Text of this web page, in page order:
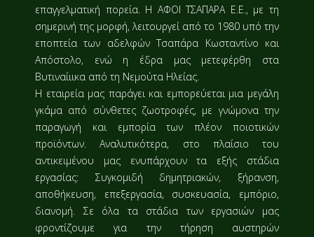
επαγγελματική πορεία. Η ΑΦΟΙ ΤΣΑΠΑΡΑ Ε.Ε., με τη
σημερινή της μορφή, λειτουργεί από το 1980 υπό την
εποπτεία των αδελφών Τσαπάρα Κωσταντίνο και
Απόστολο, ενώ η έδρα μας μετεφέρθη στα
Βυτιναίιικα από τη Νεμούτα Ηλείας.
Η εταιρεία μας παράγει και εμπορεύεται μια μεγάλη
γκάμα από σύνθετες ζωοτροφές, με γνώμονα την
παραγωγή και εμπορία των πλέον ποιοτικών
προϊόντων. Αναλυτικότερα, στο πλαίσιο του
αντικειμένου μας ενυπάρχουν τα εξής στάδια
εργασίας: Συγκομιδή δημητριακών, ξήρανση,
αποθήκευση, επεξεργασία, συσκευασία, εμπόριο,
διανομή. Σε όλα τα στάδια των εργασιών μας
φροντίζουμε για την τήρηση αυστηρών